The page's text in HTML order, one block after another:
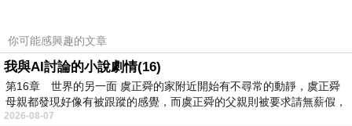
你可能感興趣的文章
我與AI討論的小說劇情(16)
第16章 世界的另一面 虞正舜的家附近開始有不尋常的動靜，虞正舜
母親都發現好像有被跟蹤的感覺，而虞正舜的父親則被要求請無薪假，
2026-08-07